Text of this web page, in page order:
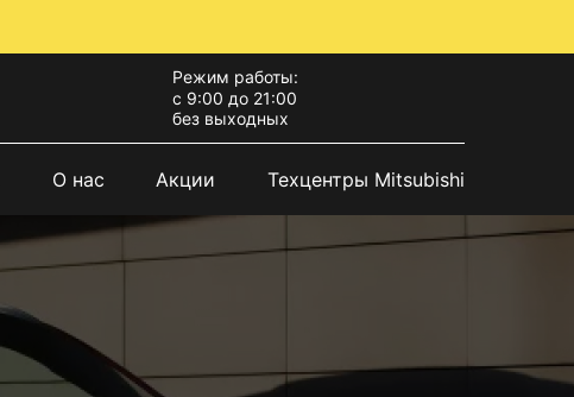
Режим работы:
с 9:00 до 21:00
без выходных
О нас Акции Техцентры Mitsubishi